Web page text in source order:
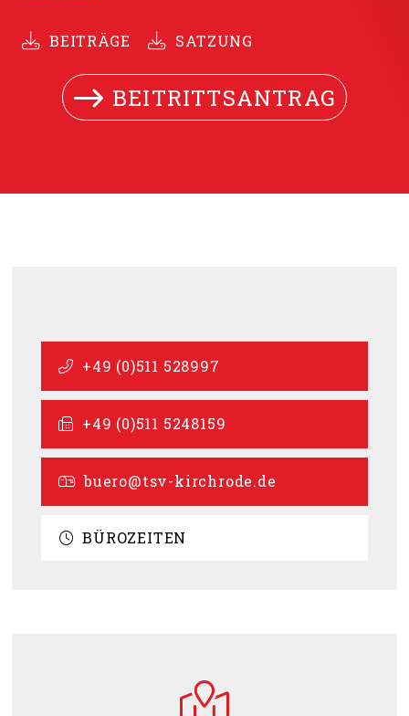
BEITRÄGE SATZUNG
BEITRITTSANTRAG
+49 (0)511 528997
+49 (0)511 5248159
buero@tsv-kirchrode.de
BÜROZEITEN